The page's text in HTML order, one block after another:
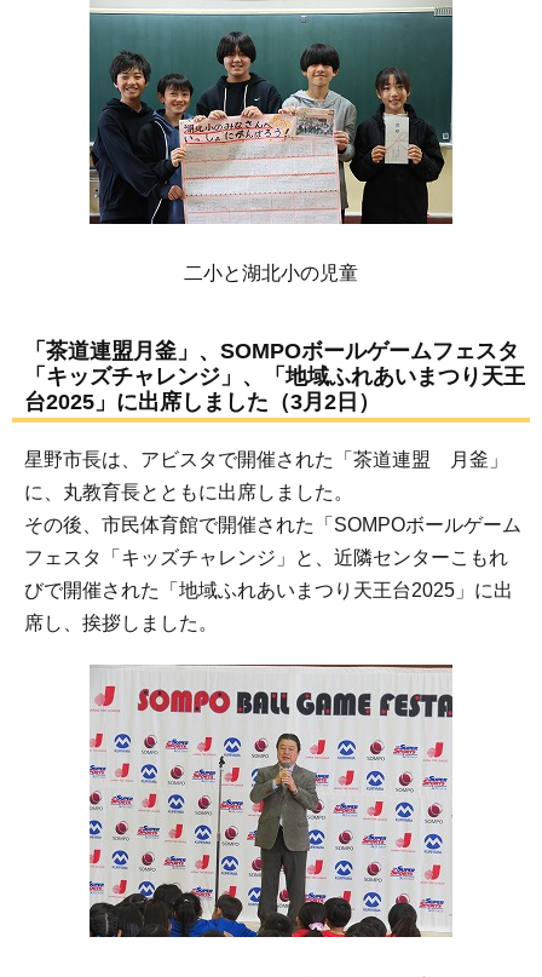
二小と湖北小の児童
「茶道連盟月釜」、SOMPOボールゲームフェスタ
「キッズチャレンジ」、「地域ふれあいまつり天王
台2025」に出席しました（3月2日）
星野市長は、アビスタで開催された「茶道連盟 月釜」
に、丸教育長とともに出席しました。
その後、市民体育館で開催された「SOMPOボールゲーム
フェスタ「キッズチャレンジ」と、近隣センターこもれ
びで開催された「地域ふれあいまつり天王台2025」に出
席し、挨拶しました。